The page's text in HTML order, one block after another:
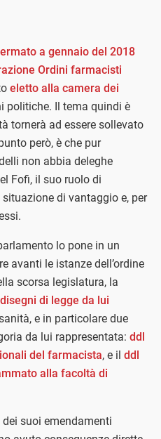
a gennaio del 2018
Ordini farmacisti
eletto alla camera dei
politiche. Il tema quindi è
tornerà ad essere sollevato
però, è che pur
non abbia deleghe
Fofi, il suo ruolo di
di vantaggio e, per
lo pone in un
avanti le istanze dell’ordine
scorsa legislatura, la
disegni di legge da lui
e in particolare due
da lui rappresentata: ddl
del farmacista, e il ddl
alla facoltà di
suoi emendamenti